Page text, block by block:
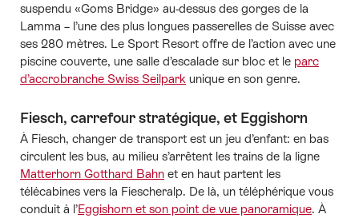
suspendu «Goms Bridge» au-dessus des gorges de la
Lamma – l’une des plus longues passerelles de Suisse avec
ses 280 mètres. Le Sport Resort offre de l’action avec une
piscine couverte, une salle d’escalade sur bloc et le parc
d’accrobranche Swiss Seilpark unique en son genre.
Fiesch, carrefour stratégique, et Eggishorn
À Fiesch, changer de transport est un jeu d’enfant: en bas
circulent les bus, au milieu s’arrêtent les trains de la ligne
Matterhorn Gotthard Bahn et en haut partent les
télécabines vers la Fiescheralp. De là, un téléphérique vous
conduit à l’Eggishorn et son point de vue panoramique. À